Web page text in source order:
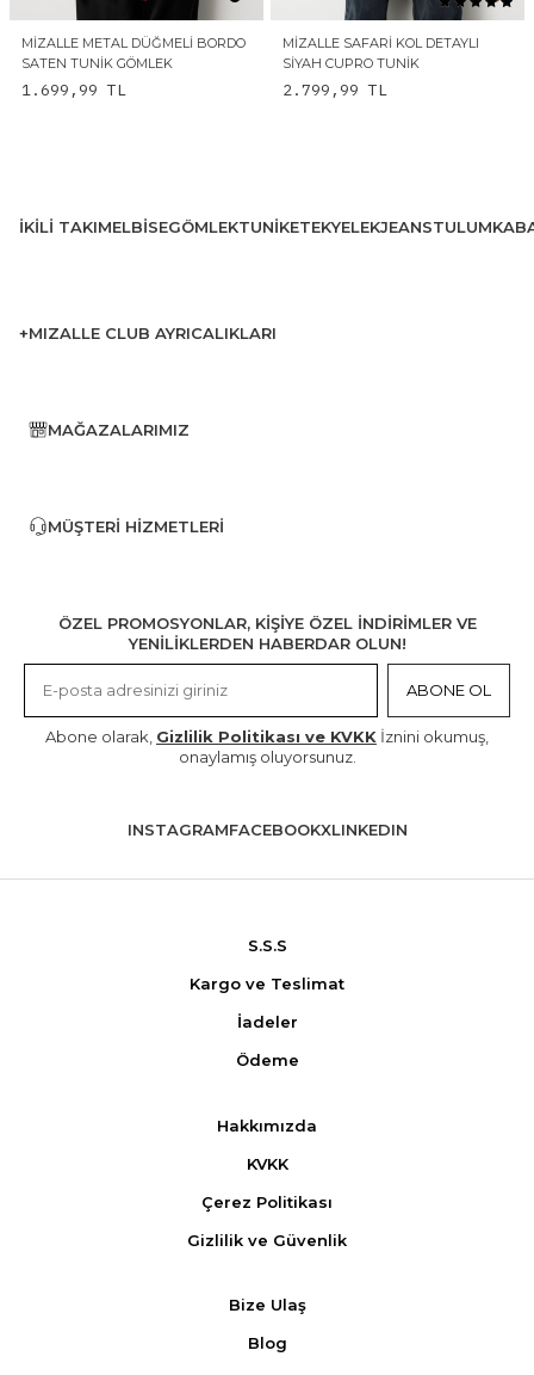
MIZALLE METAL DÜĞMELI BORDO
SATEN TUNIK GÖMLEK
1.699,99 TL
MIZALLE SAFARI KOL DETAYLI
SIYAH CUPRO TUNIK
2.799,99 TL
İKILI TAKIMELBISEGÖMLEKTUNIKETEKYELEKJEANSTULUM
+MIZALLE CLUB AYRICALIKLARI
MAĞAZALARIMIZ
MÜŞTERI HIZMETLERI
ÖZEL PROMOSYONLAR, KİŞİYE ÖZEL İNDİRİMLER VE
YENİLİKLERDEN HABERDAR OLUN!
ABONE OL
Abone olarak, Gizlilik Politikası ve KVKK İznini okumuş,
onaylamış oluyorsunuz.
INSTAGRAMFACEBOOKXLINKEDIN
S.S.S
Kargo ve Teslimat
İadeler
Ödeme
Hakkımızda
KVKK
Çerez Politikası
Gizlilik ve Güvenlik
Bize Ulaş
Blog